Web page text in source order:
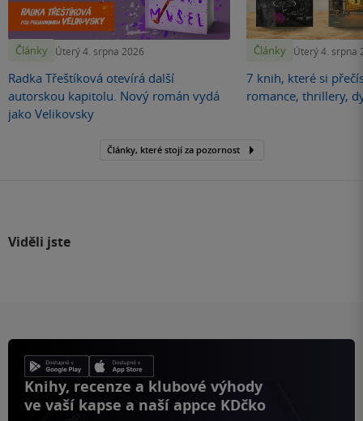
Články Úterý 4. srpna 2026
Radka Třeštíková otevírá další
autorskou kapitolu. Nový román vydá
jako Velikovsky
Články Úterý 4. srpna
7 knih, které si
romance, thrillery,
Články, které stojí za pozornost
Viděli jste
Knihy, recenze a klubové výhody
ve vaší kapse a naší appce KDčko